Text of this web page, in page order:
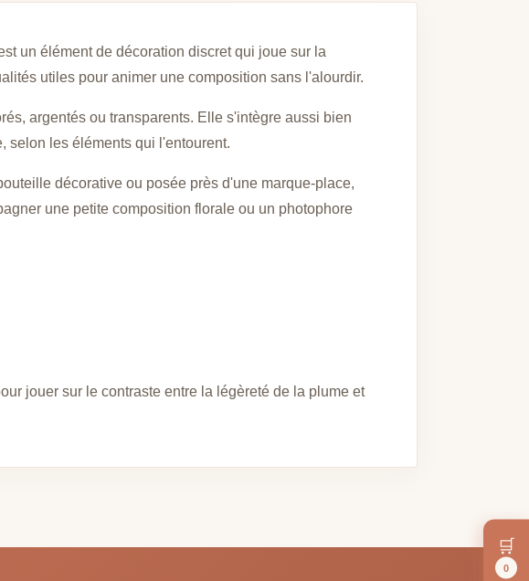
un élément de décoration discret qui joue sur la
utiles pour animer une composition sans l'alourdir.
argentés ou transparents. Elle s'intègre aussi bien
selon les éléments qui l'entourent.
décorative ou posée près d'une marque-place,
une petite composition florale ou un photophore
jouer sur le contraste entre la légèreté de la plume et
🛒
0